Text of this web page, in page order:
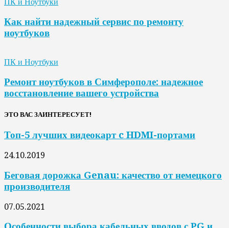
Как найти надежный сервис по ремонту
ноутбуков
ПК и Ноутбуки
Ремонт ноутбуков в Симферополе: надежное
восстановление вашего устройства
ЭТО ВАС ЗАИНТЕРЕСУЕТ!
Топ-5 лучших видеокарт c HDMI-портами
24.10.2019
Беговая дорожка Genau: качество от немецкого
производителя
07.05.2021